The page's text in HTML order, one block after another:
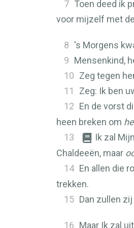
7 Toen deed ik
voor mijzelf met
8 's Morgens
9 Mensenkind,
10 Zeg tegen
11
Zeg: Ik ben
12 En de vorst
heen breken om
13
Ik zal
Chaldeeën, maar
14 En allen die
trekken.
15 Dan zullen
16 Maar Ik zal